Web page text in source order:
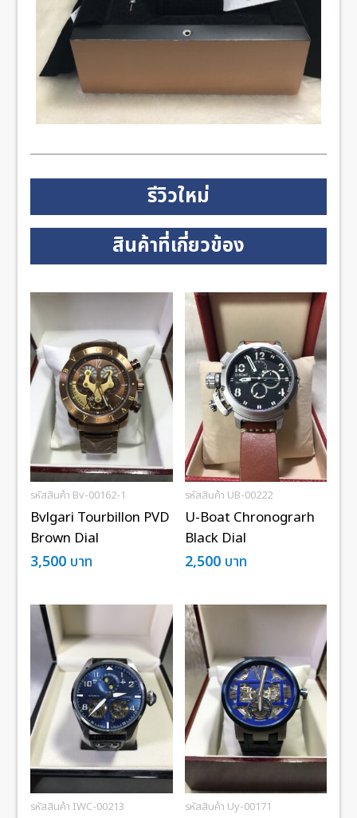
รีวิวใหม่
สินค้าที่เกี่ยวข้อง
รหัสสินค้า Bv-00162-1
Bvlgari Tourbillon PVD
Brown Dial
3,500 บาท
รหัสสินค้า UB-00222
U-Boat Chronograrh
Black Dial
2,500 บาท
รหัสสินค้า IWC-00213 รหัสสินค้า Uy-00171